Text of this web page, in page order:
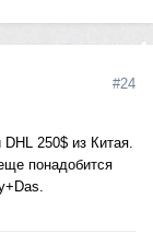
#24
250$ из Китая.
понадобится